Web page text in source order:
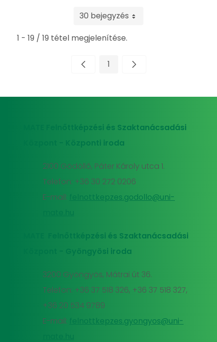
30 bejegyzés
1 - 19 / 19 tétel megjelenítése.
Oldal
1
MATE Felnőttképzési és Szaktanácsadási
Központ - Központi iroda
2100 Gödöllő, Páter Károly utca 1.
Telefon: +36 30 272 0206
E-mail:
felnottkepzes.godollo@uni-
MATE Felnőttképzési és Szaktanácsadási
Központ - Gyöngyösi iroda
3200 Gyöngyös, Mátrai út 36.
Telefon: +36 37 518 326, +36 37 518 327,
+36 20 534 9789
E-mail:
felnottkepzes.gyongyos@uni-